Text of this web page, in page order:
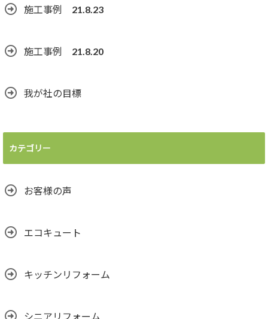
施工事例 21.8.23
施工事例 21.8.20
我が社の目標
カテゴリー
お客様の声
エコキュート
キッチンリフォーム
シニアリフォーム